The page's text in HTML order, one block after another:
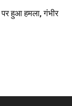
हुआ हमला, गंभीर